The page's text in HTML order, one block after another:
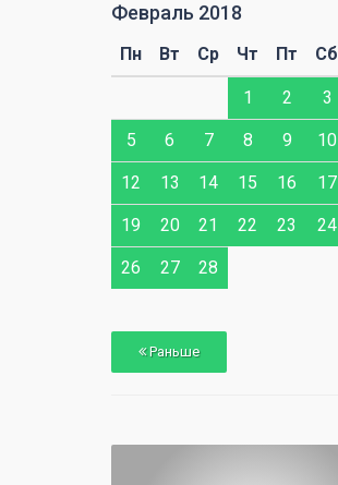
Февраль 2018
Пн Вт Ср Чт Пт Сб
1 2 3
5 6 7 8 9 10
12 13 14 15 16 17
19 20 21 22 23 24
26 27 28
Раньше